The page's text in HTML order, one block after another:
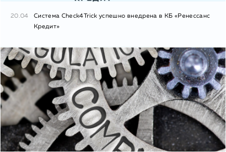
20.04
Система Check4Trick успешно внедрена в КБ «Ренессанс
Кредит»